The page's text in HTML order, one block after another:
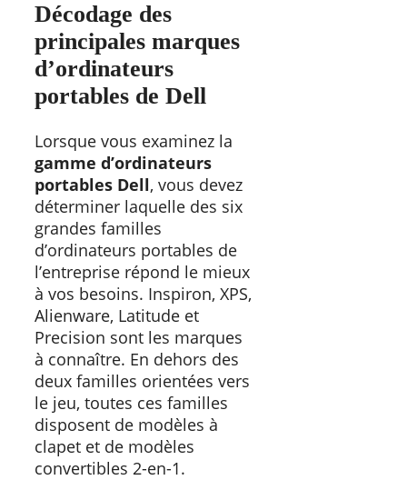
Décodage des
principales marques
d’ordinateurs
portables de Dell
Lorsque vous examinez la
gamme d’ordinateurs
portables Dell, vous devez
déterminer laquelle des six
grandes familles
d’ordinateurs portables de
l’entreprise répond le mieux
à vos besoins. Inspiron, XPS,
Alienware, Latitude et
Precision sont les marques
à connaître. En dehors des
deux familles orientées vers
le jeu, toutes ces familles
disposent de modèles à
clapet et de modèles
convertibles 2-en-1.